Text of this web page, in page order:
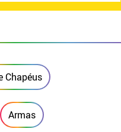
Chapéus
Armas